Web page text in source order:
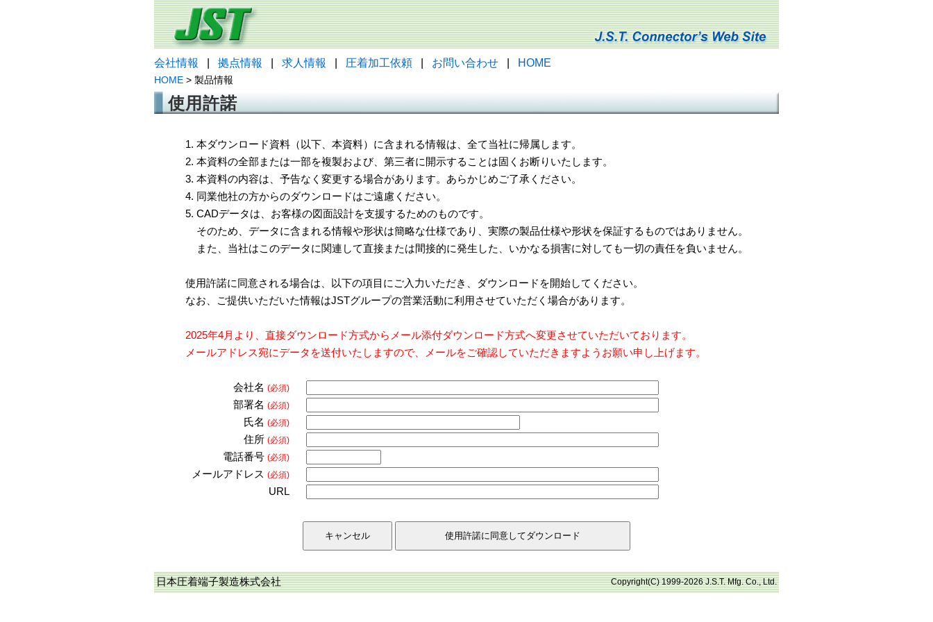
会社情報 拠点情報 求人情報 圧着加工依頼 お問い合わせ HOME
HOME > 製品情報
使用許諾
1. 本ダウンロード資料（以下、本資料）に含まれる情報は、全て当社に帰属します。
2. 本資料の全部または一部を複製および、第三者に開示することは固くお断りいたします。
3. 本資料の内容は、予告なく変更する場合があります。あらかじめご了承ください。
4. 同業他社の方からのダウンロードはご遠慮ください。
5. CADデータは、お客様の図面設計を支援するためのものです。
そのため、データに含まれる情報や形状は簡略な仕様であり、実際の製品仕様や形状を保証するものではありません。
また、当社はこのデータに関連して直接または間接的に発生した、いかなる損害に対しても一切の責任を負いません。
使用許諾に同意される場合は、以下の項目にご入力いただき、ダウンロードを開始してください。
なお、ご提供いただいた情報はJSTグループの営業活動に利用させていただく場合があります。
2025年4月より、直接ダウンロード方式からメール添付ダウンロード方式へ変更させていただいております。
メールアドレス宛にデータを送付いたしますので、メールをご確認していただきますようお願い申し上げます。
会社名 (必須)
部署名 (必須)
氏名 (必須)
住所 (必須)
電話番号 (必須)
メールアドレス (必須)
URL
日本圧着端子製造株式会社 Copyright(C) 1999-2026 J.S.T. Mfg. Co., Ltd.